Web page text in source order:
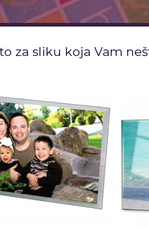
za sliku koja Vam